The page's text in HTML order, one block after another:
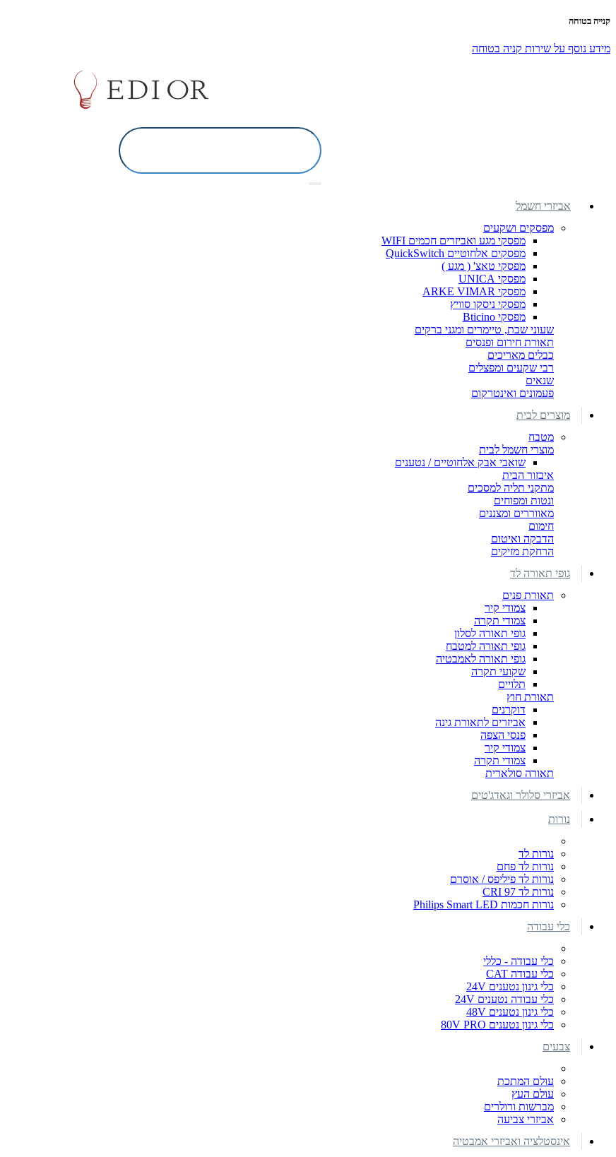
קנייה בטוחה
מידע נוסף על שירות קניה בטוחה
אביזרי חשמל
מפסקים ושקעים
מפסקי מגע ואביזרים חכמים WIFI
מפסקים אלחוטיים QuickSwitch
מפסקי טאצ' ( מגע )
מפסקי UNICA
מפסקי ARKE VIMAR
מפסקי ניסקו סוויץ
מפסקי Bticino
שעוני שבת, טיימרים ומגני ברקים
תאורת חירום ופנסים
כבלים מאריכים
רבי שקעים ומפצלים
שנאים
פעמונים ואינטרקום
מוצרים לבית
מטבח
מוצרי חשמל לבית
שואבי אבק אלחוטיים / נטענים
איבזור הבית
מתקני תליה למסכים
ונטות ומפוחים
מאווררים ומצננים
חימום
הדבקה ואיטום
הרחקת מזיקים
גופי תאורה לד
תאורת פנים
צמודי קיר
צמודי תקרה
גופי תאורה לסלון
גופי תאורה למטבח
גופי תאורה לאמבטיה
שקועי תקרה
תלויים
תאורת חוץ
דוקרנים
אביזרים לתאורת גינה
פנסי הצפה
צמודי קיר
צמודי תקרה
תאורה סולארית
אביזרי סלולר וגאדג'טים
נורות
נורות לד
נורות לד פחם
נורות לד פיליפס / אוסרם
נורות לד CRI 97
נורות חכמות Philips Smart LED
כלי עבודה
כלי עבודה - כללי
כלי עבודה CAT
כלי גינון נטענים 24V
כלי עבודה נטענים 24V
כלי גינון נטענים 48V
כלי גינון נטענים 80V PRO
צבעים
עולם המתכת
עולם העץ
מברשות ורולרים
אביזרי צביעה
אינסטלציה ואביזרי אמבטיה